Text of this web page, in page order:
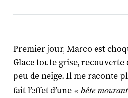
Premier jour, Marco est
Glace toute grise, recouverte
peu de neige. Il me raconte
fait l’effet d’une « bête